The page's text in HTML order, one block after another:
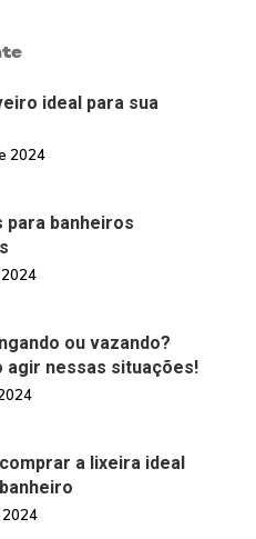
ideal para sua
2024
para banheiros
ou vazando?
agir nessas situações!
a lixeira ideal
2024